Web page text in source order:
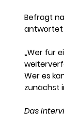
Befragt
antwortet
„Wer für
Wer es
zunächst
Das